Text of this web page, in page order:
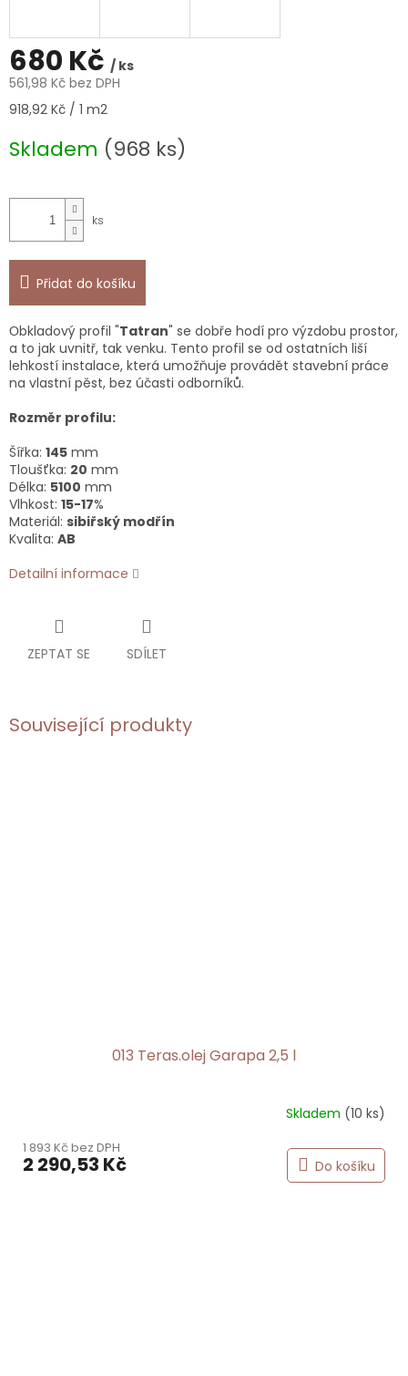
680 Kč / ks
561,98 Kč bez DPH
Měrná
918,92 Kč / 1 m2
Skladem (968 ks)
Přidat do košíku
Оbkladový profil "Tatran" se dobře hodí pro výzdobu prostor,
a to jak uvnitř, tak venku. Tento profil se od ostatních liší
lehkostí instalace, která umožňuje provádět stavební práce
na vlastní pěst, bez účasti odborníků.
Rozměr profilu:
Šířka: 145 mm
Tloušťka: 20 mm
Délka: 5100 mm
Vlhkost: 15-17%
Materiál: sibiřský modřín
Kvalita: AB
Detailní informace
ZEPTAT SE SDÍLET
Související produkty
013 Teras.olej Garapa 2,5 l
Skladem (10 ks)
1 893 Kč bez DPH
2 290,53 Kč Do košíku